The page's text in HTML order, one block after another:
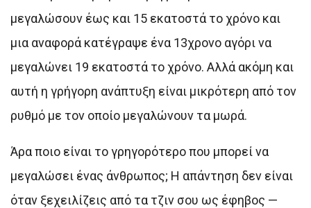
μεγαλώσουν έως και 15 εκατοστά το χρόνο και
μια αναφορά κατέγραψε ένα 13χρονο αγόρι να
μεγαλώνει 19 εκατοστά το χρόνο. Αλλά ακόμη και
αυτή η γρήγορη ανάπτυξη είναι μικρότερη από τον
ρυθμό με τον οποίο μεγαλώνουν τα μωρά.
Άρα ποιο είναι το γρηγορότερο που μπορεί να
μεγαλώσει ένας άνθρωπος; Η απάντηση δεν είναι
όταν ξεχειλίζεις από τα τζιν σου ως έφηβος —